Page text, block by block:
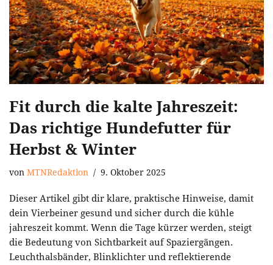
Fit durch die kalte Jahreszeit:
Das richtige Hundefutter für
Herbst & Winter
von MTNRedaktion 9. Oktober 2025
Dieser Artikel gibt dir klare, praktische Hinweise, damit
dein Vierbeiner gesund und sicher durch die kühle
jahreszeit kommt. Wenn die Tage kürzer werden, steigt
die Bedeutung von Sichtbarkeit auf Spaziergängen.
Leuchthalsbänder, Blinklichter und reflektierende